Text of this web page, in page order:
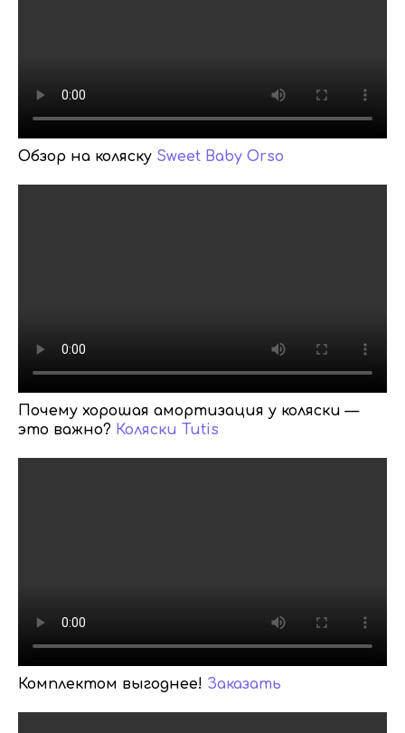
Обзор на коляску Sweet Baby Orso
Почему хорошая амортизация у коляски —
это важно? Коляски Tutis
Комплектом выгоднее! Заказать